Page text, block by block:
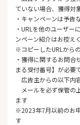
ていない場合、獲得対
・キャンペーンは予告
・URLを他のユーザー
ンペーン紹介はお控え
※コピーしたURLから
・獲得に関するお問
まる受付番号】が必要
広告主からの以下内
メールを必ず保管の
ます
※2023年7月以前のお
す